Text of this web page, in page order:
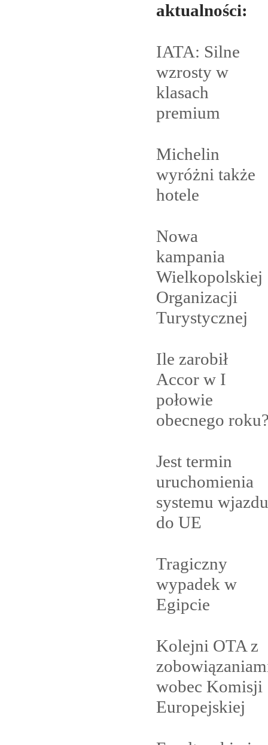
aktualności:
IATA: Silne
wzrosty w
klasach
premium
Michelin
wyróżni także
hotele
Nowa
kampania
Wielkopolskiej
Organizacji
Turystycznej
Ile zarobił
Accor w I
połowie
obecnego
Jest termin
uruchomienia
systemu wjazdu
do UE
Tragiczny
wypadek w
Egipcie
Kolejni OTA z
wobec Komisji
Europejskiej